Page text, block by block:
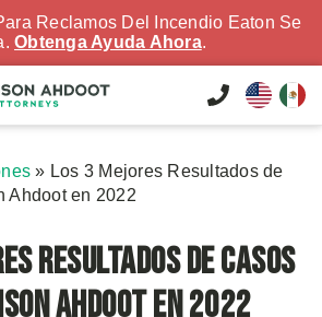
Reclamos Del Incendio Eaton Se
Obtenga Ayuda Ahora.
» Los 3 Mejores Resultados de
Ahdoot en 2022
Resultados de Casos
Ahdoot en 2022